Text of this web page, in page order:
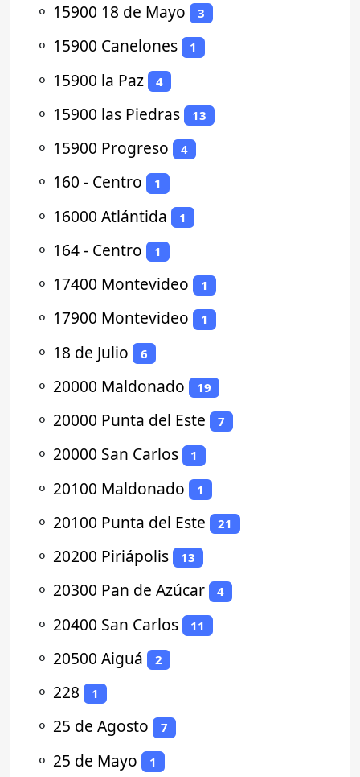
⚬ 15900 18 de Mayo 3
⚬ 15900 Canelones 1
⚬ 15900 la Paz 4
⚬ 15900 las Piedras 13
⚬ 15900 Progreso 4
⚬ 160 - Centro 1
⚬ 16000 Atlántida 1
⚬ 164 - Centro 1
⚬ 17400 Montevideo 1
⚬ 17900 Montevideo 1
⚬ 18 de Julio 6
⚬ 20000 Maldonado 19
⚬ 20000 Punta del Este 7
⚬ 20000 San Carlos 1
⚬ 20100 Maldonado 1
⚬ 20100 Punta del Este 21
⚬ 20200 Piriápolis 13
⚬ 20300 Pan de Azúcar 4
⚬ 20400 San Carlos 11
⚬ 20500 Aiguá 2
⚬ 228 1
⚬ 25 de Agosto 7
⚬ 25 de Mayo 1